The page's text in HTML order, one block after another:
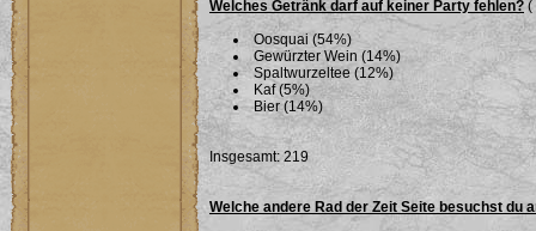
Welches Getränk darf auf keiner Party fehlen? (
Oosquai (54%)
Gewürzter Wein (14%)
Spaltwurzeltee (12%)
Kaf (5%)
Bier (14%)
Insgesamt: 219
Welche andere Rad der Zeit Seite besuchst du